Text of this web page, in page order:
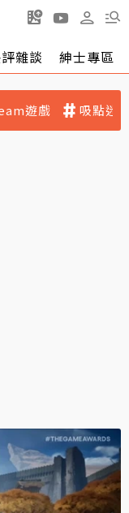
雜談 紳士專區
遊戲 吸點迷